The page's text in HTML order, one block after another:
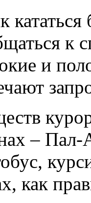
к
и
–
как